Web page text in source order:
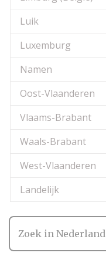
Luik
Luxemburg
Namen
Oost-Vlaanderen
Vlaams-Brabant
Waals-Brabant
West-Vlaanderen
Landelijk
Zoek in Nederland